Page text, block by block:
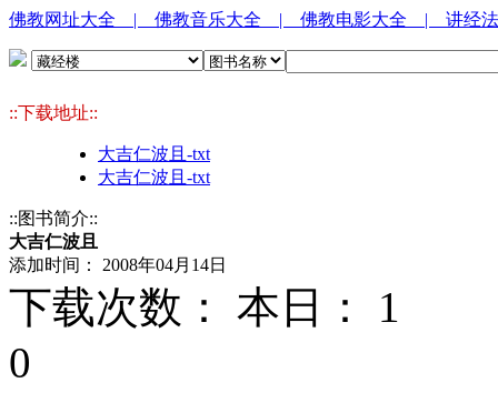
佛教网址大全 | 佛教音乐大全 | 佛教电影大全 | 讲经
::下载地址::
大吉仁波且-txt
大吉仁波且-txt
::图书简介::
大吉仁波且
添加时间： 2008年04月14日
下载次数： 本日： 1
0